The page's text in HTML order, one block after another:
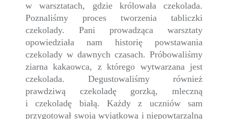
w warsztatach, gdzie królowała czekolada.
Poznaliśmy proces tworzenia tabliczki
czekolady. Pani prowadząca warsztaty
opowiedziała nam historię powstawania
czekolady w dawnych czasach. Próbowaliśmy
ziarna kakaowca, z którego wytwarzana jest
czekolada. Degustowaliśmy również
prawdziwą czekoladę gorzką, mleczną
i czekoladę białą. Każdy z uczniów sam
przygotował swoją wyjątkową i niepowtarzalną